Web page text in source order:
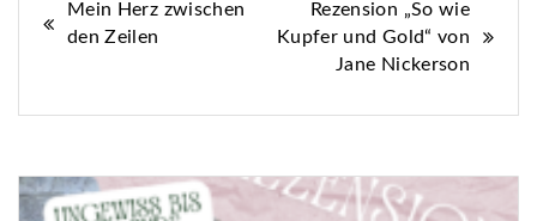
Beitragsnavigation
Mein Herz zwischen
den Zeilen
Rezension „So wie
Kupfer und Gold“ von
Jane Nickerson